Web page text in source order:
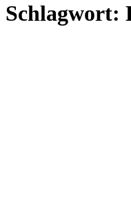
Schlagwort: